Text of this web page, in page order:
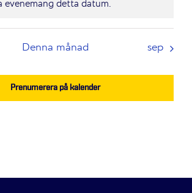
evenemang detta datum.
Denna månad sep
Prenumerera på kalender